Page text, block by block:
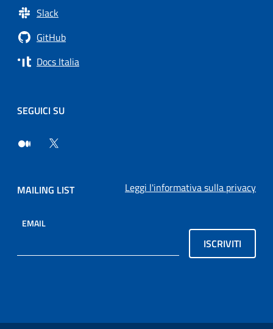
Slack
GitHub
Docs Italia
SEGUICI SU
MAILING LIST Leggi l'informativa sulla privacy
EMAIL
ISCRIVITI